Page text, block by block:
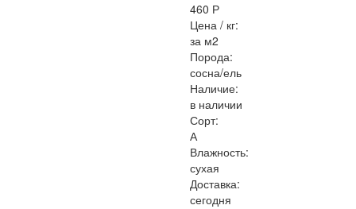
460 Р
Цена / кг:
за м2
Порода:
сосна/ель
Наличие:
в наличии
Сорт:
А
Влажность:
сухая
Доставка:
сегодня